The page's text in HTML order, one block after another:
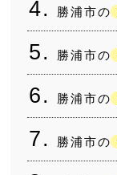
勝浦市の
勝浦市の
勝浦市の
勝浦市の